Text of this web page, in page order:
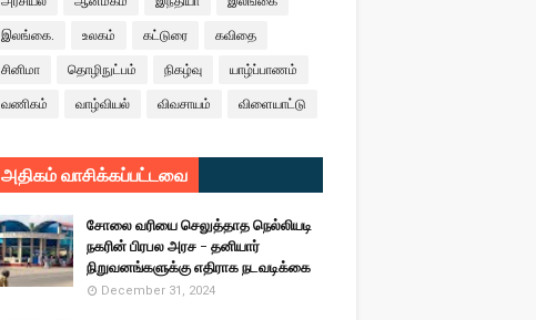
இலங்கை. உலகம் கட்டுரை கவிதை
சினிமா தொழிநுட்பம் நிகழ்வு யாழ்ப்பாணம்
வணிகம் வாழ்வியல் விவசாயம் விளையாட்டு
அதிகம் வாசிக்கப்பட்டவை
சோலை வரியை செலுத்தாத நெல்லியடி
நகரின் பிரபல அரச - தனியார்
நிறுவனங்களுக்கு எதிராக நடவடிக்கை
December 31, 2024